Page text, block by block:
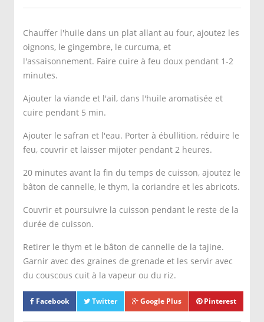
Chauffer l'huile dans un plat allant au four, ajoutez les
oignons, le gingembre, le curcuma, et
l'assaisonnement. Faire cuire à feu doux pendant 1-2
minutes.
Ajouter la viande et l'ail, dans l'huile aromatisée et
cuire pendant 5 min.
Ajouter le safran et l'eau. Porter à ébullition, réduire le
feu, couvrir et laisser mijoter pendant 2 heures.
20 minutes avant la fin du temps de cuisson, ajoutez le
bâton de cannelle, le thym, la coriandre et les abricots.
Couvrir et poursuivre la cuisson pendant le reste de la
durée de cuisson.
Retirer le thym et le bâton de cannelle de la tajine.
Garnir avec des graines de grenade et les servir avec
du couscous cuit à la vapeur ou du riz.
Facebook Twitter Google Plus Pinterest